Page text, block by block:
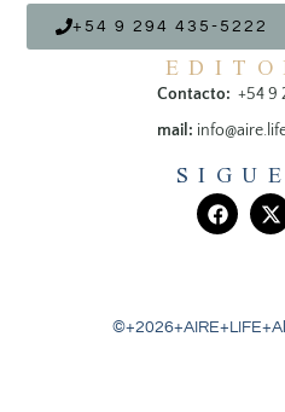
+54 9 294 435-5222
Contacto: +54 9
mail: